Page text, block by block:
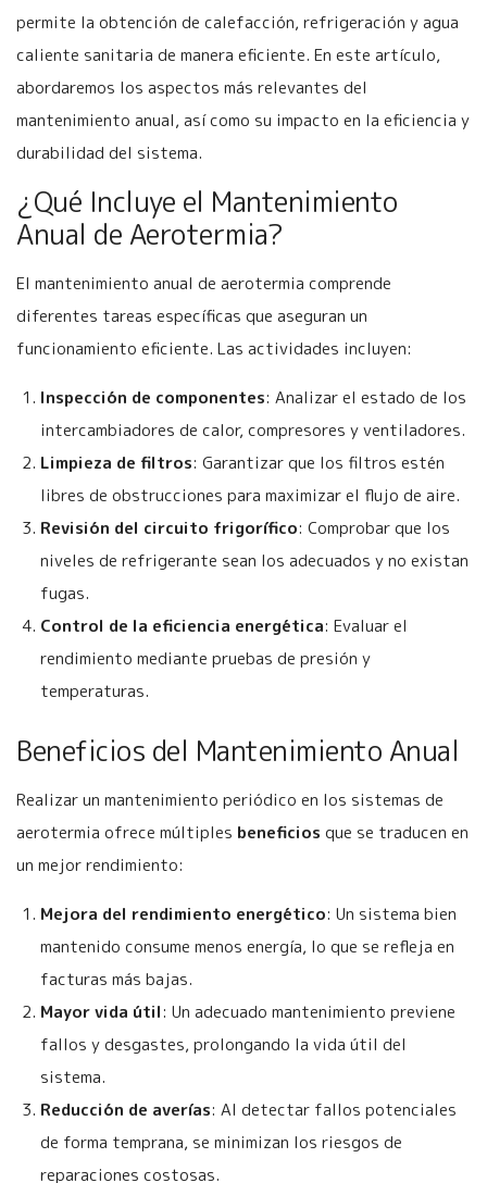
permite la obtención de calefacción, refrigeración y agua
caliente sanitaria de manera eficiente. En este artículo,
abordaremos los aspectos más relevantes del
mantenimiento anual, así como su impacto en la eficiencia y
durabilidad del sistema.
¿Qué Incluye el Mantenimiento
Anual de Aerotermia?
El mantenimiento anual de aerotermia comprende
diferentes tareas específicas que aseguran un
funcionamiento eficiente. Las actividades incluyen:
Inspección de componentes: Analizar el estado de los
intercambiadores de calor, compresores y ventiladores.
Limpieza de filtros: Garantizar que los filtros estén
libres de obstrucciones para maximizar el flujo de aire.
Revisión del circuito frigorífico: Comprobar que los
niveles de refrigerante sean los adecuados y no existan
fugas.
Control de la eficiencia energética: Evaluar el
rendimiento mediante pruebas de presión y
temperaturas.
Beneficios del Mantenimiento Anual
Realizar un mantenimiento periódico en los sistemas de
aerotermia ofrece múltiples beneficios que se traducen en
un mejor rendimiento:
Mejora del rendimiento energético: Un sistema bien
mantenido consume menos energía, lo que se refleja en
facturas más bajas.
Mayor vida útil: Un adecuado mantenimiento previene
fallos y desgastes, prolongando la vida útil del
sistema.
Reducción de averías: Al detectar fallos potenciales
de forma temprana, se minimizan los riesgos de
reparaciones costosas.